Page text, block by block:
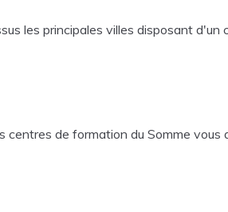
les principales villes disposant d'un
de formation du Somme vous